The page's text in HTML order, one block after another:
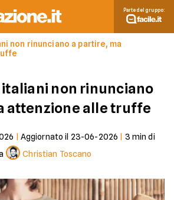
Parte del gruppo:
non rinunciano a partire, ma
italiani non rinunciano
attenzione alle truffe
Aggiornato il 23-06-2026 3 min di
Christian Toscano